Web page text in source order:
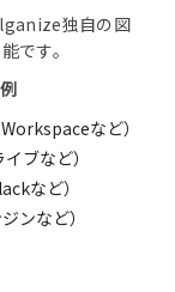
独自の図
です。
など）
ブなど）
など）
ンなど）